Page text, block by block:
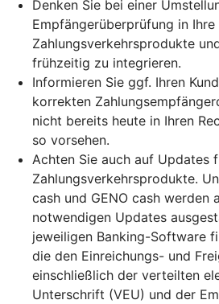
Denken Sie bei einer
Empfängerüberprüfung in Ihre
Zahlungsverkehrsprodukte
frühzeitig zu integrieren.
Informieren Sie ggf. Ihren
korrekten
nicht bereits heute in Ihren
so vorsehen.
Achten Sie auch auf Updates
Zahlungsverkehrsprodukte.
cash und GENO cash werden
notwendigen Updates
jeweiligen Banking-Software
die den Einreichungs- und
einschließlich der verteilten
Unterschrift (VEU) und der